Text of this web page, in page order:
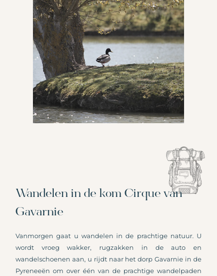
Wandelen in de kom Cirque van
Gavarnie
Vanmorgen gaat u wandelen in de prachtige natuur. U
wordt vroeg wakker, rugzakken in de auto en
wandelschoenen aan, u rijdt naar het dorp Gavarnie in de
Pyreneeën om over één ​​van de prachtige wandelpaden